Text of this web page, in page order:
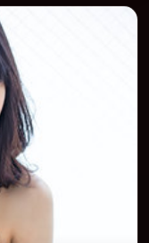
整观看。